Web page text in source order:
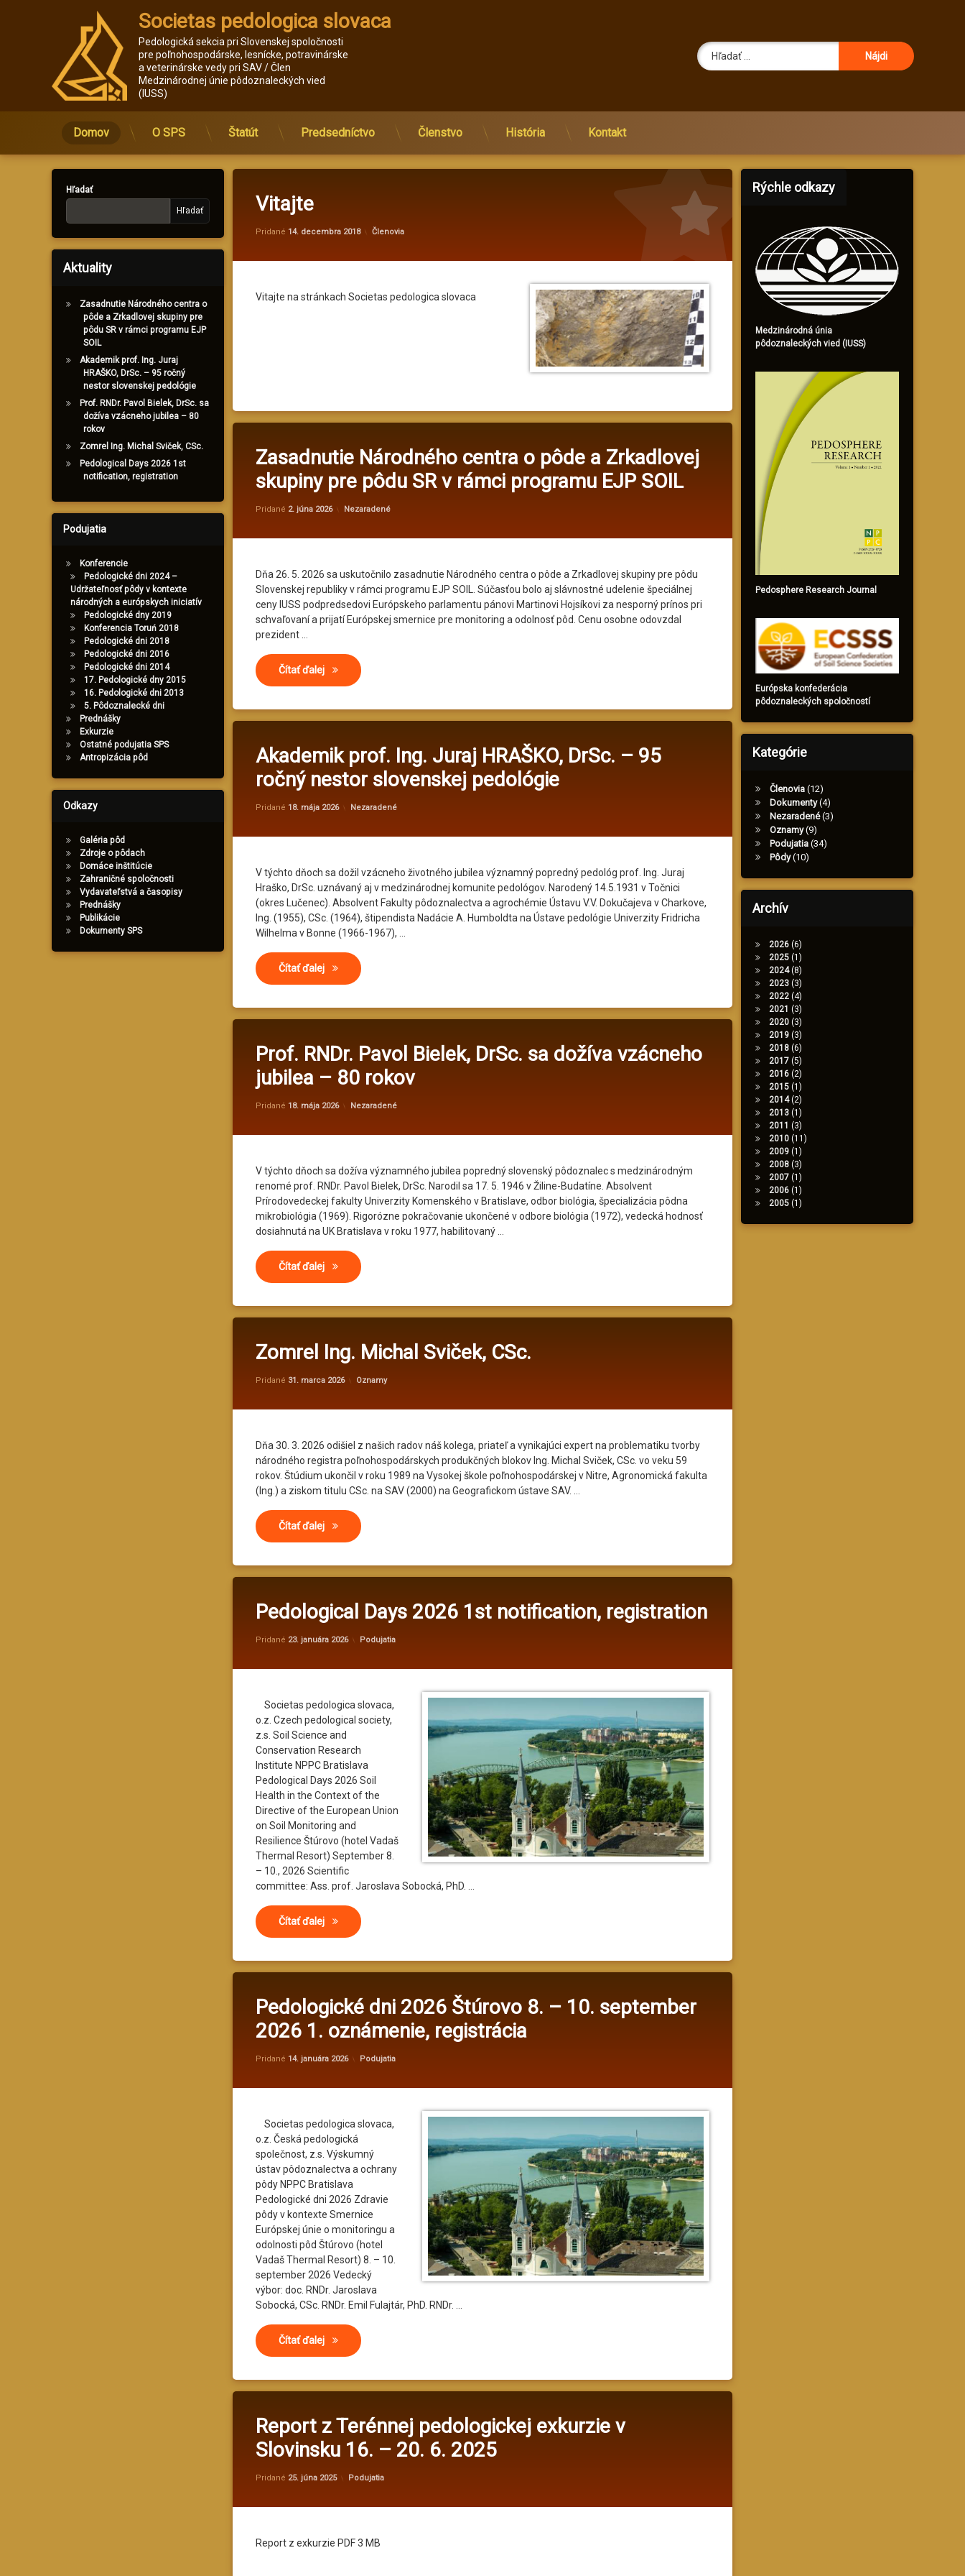
Prejsť
Societas pedologica slovaca
Pedologická sekcia pri Slovenskej spoločnosti
pre poľnohospodárske, lesnícke, potravinárske
a veterinárske vedy pri SAV / Člen
Medzinárodnej únie pôdoznaleckých vied
(IUSS)
Hľadať:
Domov O SPS Štatút Predsedníctvo Členstvo História Kontakt
Vitajte
Pridané 14. decembra 2018
Aktualizované
od administrator@kv
Kategórie:
Členovia
Vitajte na stránkach Societas pedologica slovaca
Zasadnutie Národného centra o pôde a Zrkadlovej
skupiny pre pôdu SR v rámci programu EJP SOIL
Pridané 2. júna 2026
Aktualizované
od administrator@kv
Kategórie:
Nezaradené
Dňa 26. 5. 2026 sa uskutočnilo zasadnutie Národného centra o pôde a Zrkadlovej skupiny pre pôdu
Slovenskej republiky v rámci programu EJP SOIL. Súčasťou bolo aj slávnostné udelenie špeciálnej
ceny IUSS podpredsedovi Európskeho parlamentu pánovi Martinovi Hojsíkovi za nesporný prínos pri
schvaľovaní a prijatí Európskej smernice pre monitoring a odolnosť pôd. Cenu osobne odovzdal
prezident …
Čítať ďalej Zasadnutie Národného centra o pôde a Zrkadlovej skupiny pre pôdu SR v rámci programu EJP SOIL
Akademik prof. Ing. Juraj HRAŠKO, DrSc. – 95
ročný nestor slovenskej pedológie
Pridané 18. mája 2026
Aktualizované
od administrator@kv
Kategórie:
Nezaradené
V týchto dňoch sa dožil vzácneho životného jubilea významný popredný pedológ prof. Ing. Juraj
Hraško, DrSc. uznávaný aj v medzinárodnej komunite pedológov. Narodený 14.5.1931 v Točnici
(okres Lučenec). Absolvent Fakulty pôdoznalectva a agrochémie Ústavu V.V. Dokučajeva v Charkove,
Ing. (1955), CSc. (1964), štipendista Nadácie A. Humboldta na Ústave pedológie Univerzity Fridricha
Wilhelma v Bonne (1966-1967), …
Čítať ďalej Akademik prof. Ing. Juraj HRAŠKO, DrSc. – 95 ročný nestor slovenskej pedológie
Prof. RNDr. Pavol Bielek, DrSc. sa dožíva vzácneho
jubilea – 80 rokov
Pridané 18. mája 2026
od administrator@kv
Kategórie:
Nezaradené
V týchto dňoch sa dožíva významného jubilea popredný slovenský pôdoznalec s medzinárodným
renomé prof. RNDr. Pavol Bielek, DrSc. Narodil sa 17. 5. 1946 v Žiline-Budatíne. Absolvent
Prírodovedeckej fakulty Univerzity Komenského v Bratislave, odbor biológia, špecializácia pôdna
mikrobiológia (1969). Rigorózne pokračovanie ukončené v odbore biológia (1972), vedecká hodnosť
dosiahnutá na UK Bratislava v roku 1977, habilitovaný …
Čítať ďalej Prof. RNDr. Pavol Bielek, DrSc. sa dožíva vzácneho jubilea – 80 rokov
Zomrel Ing. Michal Sviček, CSc.
Pridané 31. marca 2026
Aktualizované
od
Kategórie:
Oznamy
Dňa 30. 3. 2026 odišiel z našich radov náš kolega, priateľ a vynikajúci expert na problematiku tvorby
národného registra poľnohospodárskych produkčných blokov Ing. Michal Sviček, CSc. vo veku 59
rokov. Štúdium ukončil v roku 1989 na Vysokej škole poľnohospodárskej v Nitre, Agronomická fakulta
(Ing.) a ziskom titulu CSc. na SAV (2000) na Geografickom ústave SAV. …
Čítať ďalej Zomrel Ing. Michal Sviček, CSc.
Pedological Days 2026 1st notification, registration
Pridané 23. januára 2026
Aktualizované
od administrator@kv
Kategórie:
Podujatia
Societas pedologica slovaca,
o.z. Czech pedological society,
z.s. Soil Science and
Conservation Research
Institute NPPC Bratislava
Pedological Days 2026 Soil
Health in the Context of the
Directive of the European Union
on Soil Monitoring and
Resilience Štúrovo (hotel Vadaš
Thermal Resort) September 8.
– 10., 2026 Scientific
committee: Ass. prof. Jaroslava Sobocká, PhD. …
Čítať ďalej Pedological Days 2026 1st notification, registration
Pedologické dni 2026 Štúrovo 8. – 10. september
2026 1. oznámenie, registrácia
Pridané 14. januára 2026
Aktualizované
od administrator@kv
Kategórie:
Podujatia
Societas pedologica slovaca,
o.z. Česká pedologická
společnost, z.s. Výskumný
ústav pôdoznalectva a ochrany
pôdy NPPC Bratislava
Pedologické dni 2026 Zdravie
pôdy v kontexte Smernice
Európskej únie o monitoringu a
odolnosti pôd Štúrovo (hotel
Vadaš Thermal Resort) 8. – 10.
september 2026 Vedecký
výbor: doc. RNDr. Jaroslava
Sobocká, CSc. RNDr. Emil Fulajtár, PhD. RNDr. …
Čítať ďalej Pedologické dni 2026 Štúrovo 8. – 10. september 2026 1. oznámenie, registrácia
Report z Terénnej pedologickej exkurzie v
Slovinsku 16. – 20. 6. 2025
Pridané 25. júna 2025
od administrator@kv
Kategórie:
Podujatia
Report z exkurzie PDF 3 MB
Hľadať
Hľadať
Aktuality
Zasadnutie Národného centra o
pôde a Zrkadlovej skupiny pre
pôdu SR v rámci programu EJP
SOIL
Akademik prof. Ing. Juraj
HRAŠKO, DrSc. – 95 ročný
nestor slovenskej pedológie
Prof. RNDr. Pavol Bielek, DrSc. sa
dožíva vzácneho jubilea – 80
rokov
Zomrel Ing. Michal Sviček, CSc.
Pedological Days 2026 1st
notification, registration
Podujatia
Konferencie
Pedologické dni 2024 –
Udržateľnosť pôdy v kontexte
národných a európskych iniciatív
Pedologické dny 2019
Konferencia Toruń 2018
Pedologické dni 2018
Pedologické dni 2016
Pedologické dni 2014
17. Pedologické dny 2015
16. Pedologické dni 2013
5. Pôdoznalecké dni
Prednášky
Exkurzie
Ostatné podujatia SPS
Antropizácia pôd
Odkazy
Galéria pôd
Zdroje o pôdach
Domáce inštitúcie
Zahraničné spoločnosti
Vydavateľstvá a časopisy
Prednášky
Publikácie
Dokumenty SPS
Rýchle odkazy
Medzinárodná únia
pôdoznaleckých vied (IUSS)
Pedosphere Research Journal
Európska konfederácia
pôdoznaleckých spoločností
Kategórie
Členovia (12)
Dokumenty(4)
Nezaradené(3)
Oznamy(9)
Podujatia (34)
Pôdy(10)
Archív
2026(6)
2025(1)
2024(8)
2023(3)
2022(4)
2021 (3)
2020(3)
2019(3)
2018(6)
2017(5)
2016(2)
2015(1)
2014(2)
2013(1)
2011 (3)
2010(11)
2009(1)
2008(3)
2007(1)
2006(1)
2005(1)